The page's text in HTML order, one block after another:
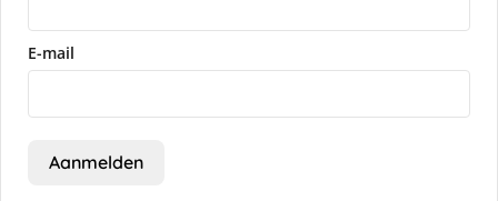
E-mail
Aanmelden